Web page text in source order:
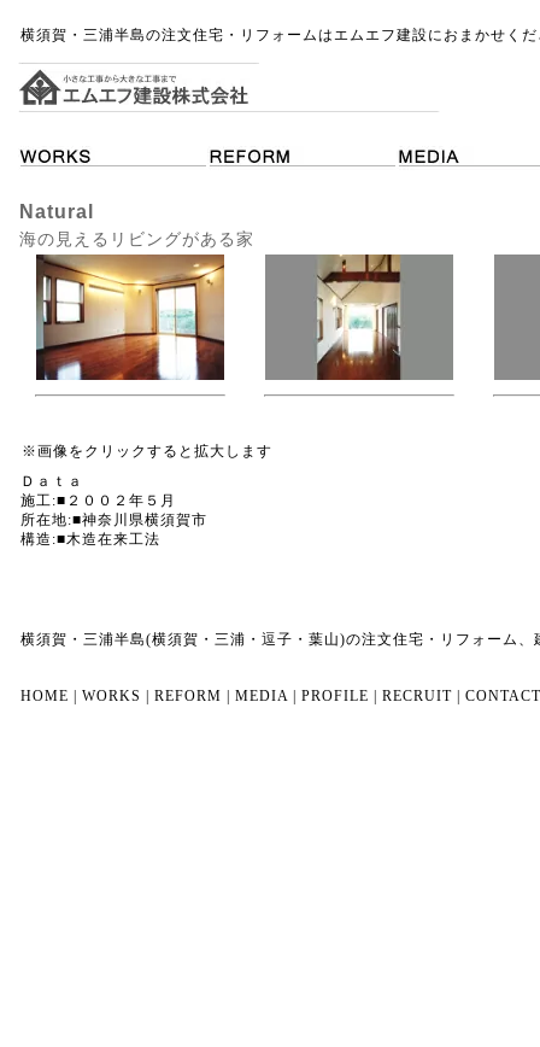
横須賀・三浦半島の注文住宅・リフォームはエムエフ建設におまかせく
Natural
海の見えるリビングがある家
※画像をクリックすると拡大します
Ｄａｔａ
施工:■２００２年５月
所在地:■神奈川県横須賀市
構造:■木造在来工法
横須賀・三浦半島(横須賀・三浦・逗子・葉山)の注文住宅・リフォーム
HOME WORKS REFORM MEDIA PROFILE RECRUIT CONTACT